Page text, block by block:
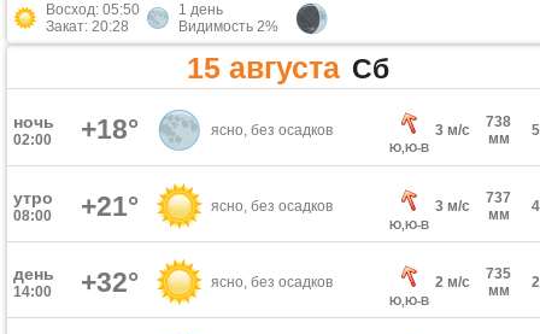
Восход: 05:50
Закат: 20:28
1 день
Видимость 2%
15 августа Сб
ночь
02:00 +18° ясно, без осадков
Ю,Ю-В
3 м/с
738
мм
утро
08:00 +21° ясно, без осадков
Ю,Ю-В
3 м/с
737
мм
день
14:00 +32° ясно, без осадков
Ю,Ю-В
2 м/с
735
мм